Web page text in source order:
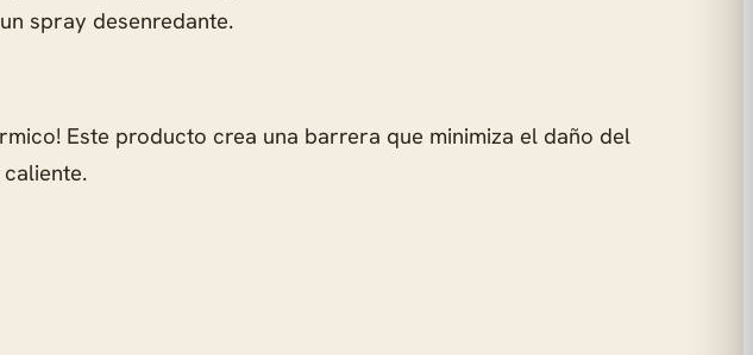
spray desenredante.
Este producto crea una barrera que minimiza el daño del